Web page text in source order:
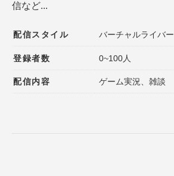
信など...
配信スタイル バーチャルライバー
登録者数 0~100人
配信内容 ゲーム実況、雑談